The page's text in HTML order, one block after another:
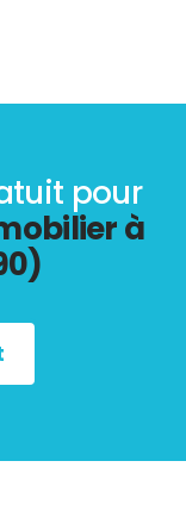
pour
à